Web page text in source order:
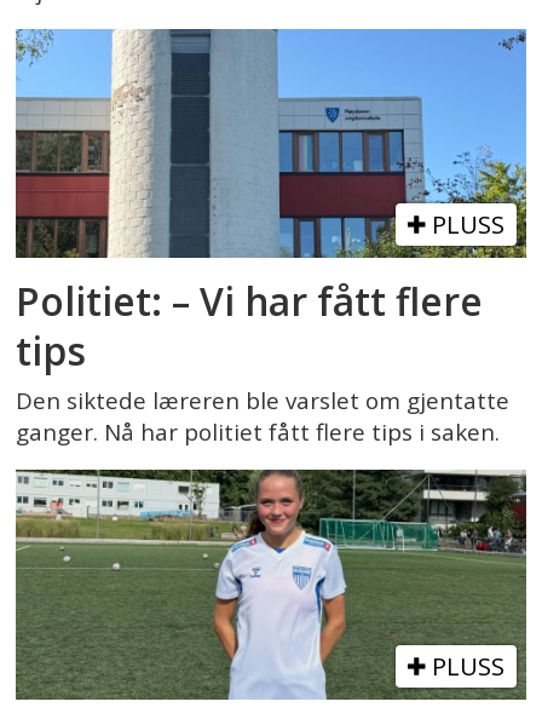
PLUSS
Politiet: – Vi har fått flere
tips
Den siktede læreren ble varslet om gjentatte
ganger. Nå har politiet fått flere tips i saken.
PLUSS